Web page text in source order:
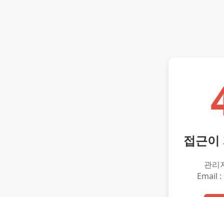
접근이
관리
Email